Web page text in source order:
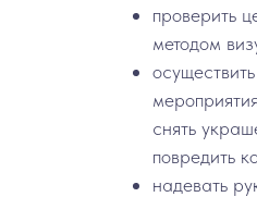
проверить
методом
снять
повредить
надевать